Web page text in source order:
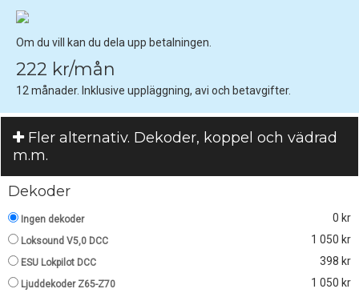
Om du vill kan du dela upp betalningen.
222 kr/mån
12 månader. Inklusive uppläggning, avi och betavgifter.
Fler alternativ. Dekoder, koppel och vädrad
m.m.
Dekoder
Ingen dekoder 0 kr
Loksound V5,0 DCC 1 050 kr
ESU Lokpilot DCC 398 kr
Ljuddekoder Z65-Z70 1 050 kr